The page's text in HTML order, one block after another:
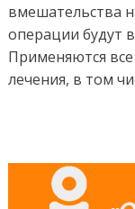
вмешательства
операции будут
Применяются
лечения, в том